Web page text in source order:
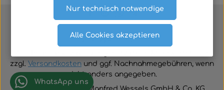
Vertrag widerrufen
zzgl. Versandkosten und ggf. Nachnahmegebühren, wenn
nicht anders angegeben.
WhatsApp uns
Nur technisch notwendige
Alle Cookies akzeptieren